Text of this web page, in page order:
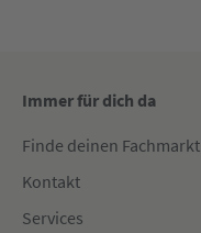
Immer für dich da
Finde deinen Fachmarkt
Kontakt
Services